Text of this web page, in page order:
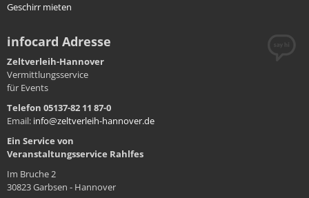
Geschirr mieten
infocard Adresse
Zeltverleih-Hannover
Vermittlungsservice
für Events
Telefon 05137-82 11 87-0
Email: info@zeltverleih-hannover.de
Ein Service von
Veranstaltungsservice Rahlfes
Im Bruche 2
30823 Garbsen - Hannover